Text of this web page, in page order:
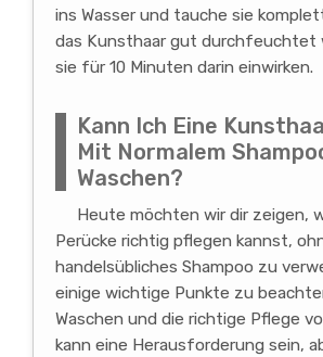
ins Wasser und tauche sie
das Kunsthaar gut durchfeuchtet
sie für 10 Minuten darin einwirken.
Kann Ich Eine
Mit Normalem
Waschen?
Heute möchten wir dir zeigen,
Perücke richtig pflegen kannst,
handelsübliches Shampoo zu
einige wichtige Punkte zu
Waschen und die richtige Pflege
kann eine Herausforderung sein,